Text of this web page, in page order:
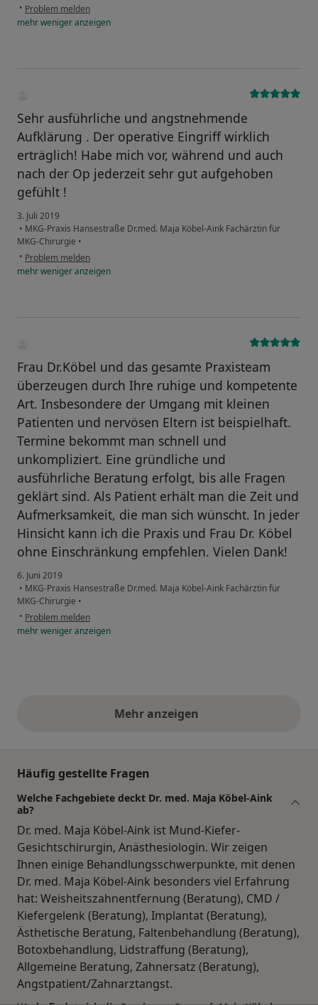
• Problem melden
mehrwenigeranzeigen
Sehr ausführliche und angstnehmende
Aufklärung . Der operative Eingriff wirklich
erträglich! Habe mich vor, während und auch
nach der Op jederzeit sehr gut aufgehoben
gefühlt !
3. Juli 2019
• MKG-Praxis Hansestraße Dr.med. Maja Köbel-Aink Fachärztin für
MKG-Chirurgie •
• Problem melden
mehrwenigeranzeigen
Frau Dr.Köbel und das gesamte Praxisteam
überzeugen durch Ihre ruhige und kompetente
Art. Insbesondere der Umgang mit kleinen
Patienten und nervösen Eltern ist beispielhaft.
Termine bekommt man schnell und
unkompliziert. Eine gründliche und
ausführliche Beratung erfolgt, bis alle Fragen
geklärt sind. Als Patient erhält man die Zeit und
Aufmerksamkeit, die man sich wünscht. In jeder
Hinsicht kann ich die Praxis und Frau Dr. Köbel
ohne Einschränkung empfehlen. Vielen Dank!
6. Juni 2019
• MKG-Praxis Hansestraße Dr.med. Maja Köbel-Aink Fachärztin für
MKG-Chirurgie •
• Problem melden
mehrwenigeranzeigen
Mehr anzeigenobige Stellungnahmen
Häufig gestellte Fragen
Welche Fachgebiete deckt Dr. med. Maja Köbel-Aink
ab?
Dr. med. Maja Köbel-Aink ist Mund-Kiefer-
Gesichtschirurgin, Anästhesiologin. Wir zeigen
Ihnen einige Behandlungsschwerpunkte, mit denen
Dr. med. Maja Köbel-Aink besonders viel Erfahrung
hat: Weisheitszahnentfernung (Beratung), CMD /
Kiefergelenk (Beratung), Implantat (Beratung),
Ästhetische Beratung, Faltenbehandlung (Beratung),
Botoxbehandlung, Lidstraffung (Beratung),
Allgemeine Beratung, Zahnersatz (Beratung),
Angstpatient/Zahnarztangst.